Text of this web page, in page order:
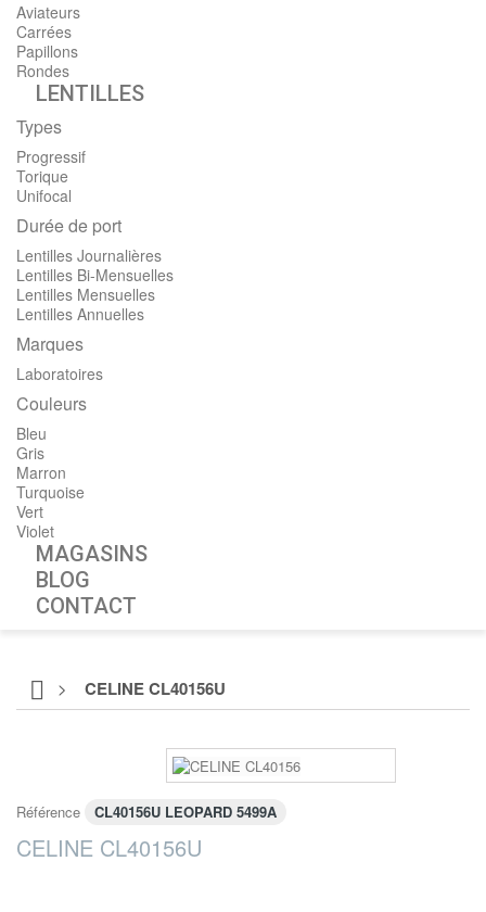
Aviateurs
Carrées
Papillons
Rondes
LENTILLES
Types
Progressif
Torique
Unifocal
Durée de port
Lentilles Journalières
Lentilles Bi-Mensuelles
Lentilles Mensuelles
Lentilles Annuelles
Marques
Laboratoires
Couleurs
Bleu
Gris
Marron
Turquoise
Vert
Violet
MAGASINS
BLOG
CONTACT
> CELINE CL40156U
Référence CL40156U LEOPARD 5499A
CELINE CL40156U